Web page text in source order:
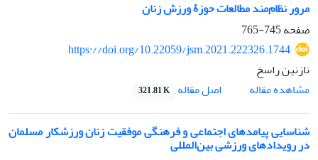
مرور نظام‌مند مطالعات حوزۀ ورزش زنان
صفحه745-765
https://doi.org/10.22059/jsm.2021.222326.1744
نازنین راسخ
مشاهده مقاله
اصل مقاله 321.81 K
شناسایی پیامدهای اجتماعی و فرهنگی موفقیت زنان ورزشکار مسلمان
در رویدادهای ورزشی بین‌المللی